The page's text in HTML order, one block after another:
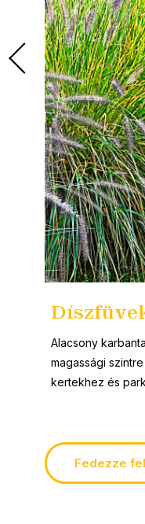
Alacsony
magassági
kertekhez és
Fedezze